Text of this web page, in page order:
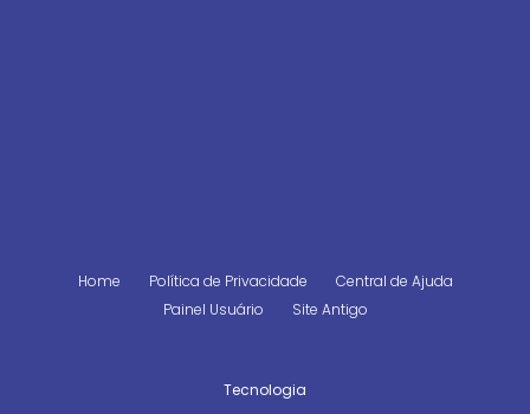
Home Política de Privacidade
Central de Ajuda
Painel Usuário
Site Antigo
Tecnologia